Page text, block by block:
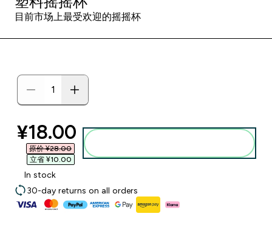
目前市场上最受欢迎的摇摇杯
discounted price
¥18.00‎
原价 ¥28.00‎
立省 ¥10.00‎
In stock
30-day returns on all orders